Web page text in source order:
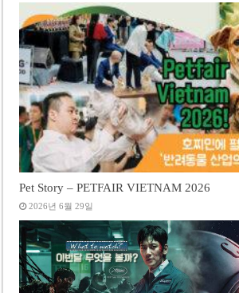
Pet Story – PETFAIR VIETNAM 2026
2026년 6월 29일